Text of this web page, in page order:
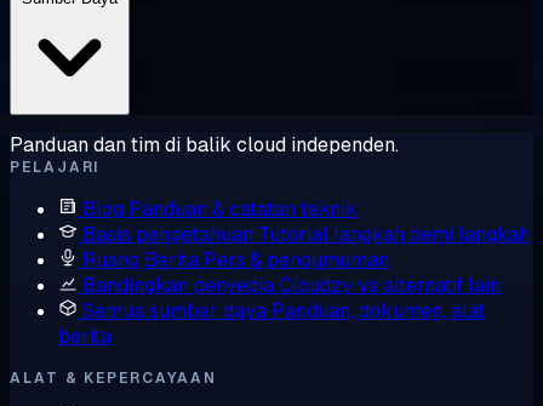
Panduan dan tim di balik cloud independen.
PELAJARI
Blog Panduan & catatan teknik
Basis pengetahuan Tutorial langkah demi langkah
Ruang Berita Pers & pengumuman
Bandingkan penyediaCloudzy vs alternatif lain
Semua sumber daya Panduan, dokumen, alat,
berita
ALAT & KEPERCAYAAN